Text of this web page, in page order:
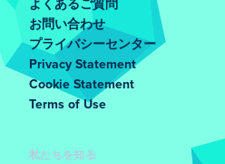
よくあるご質問
お問い合わせ
プライバシーセンター
Privacy Statement
Cookie Statement
Terms of Use
私たちを知る